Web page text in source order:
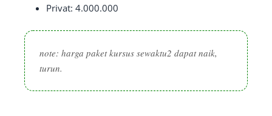
Privat: 4.000.000
note: harga paket kursus sewaktu2 dapat naik,
turun.